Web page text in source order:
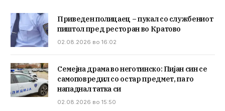
Приведен полицаец – пукал со службениот
пиштол пред ресторан во Кратово
02.08.2026 во 16:02
Семејна драма во неготинско: Пијан син се
самоповредил со остар предмет, па го
нападнал татка си
02.08.2026 во 15:50